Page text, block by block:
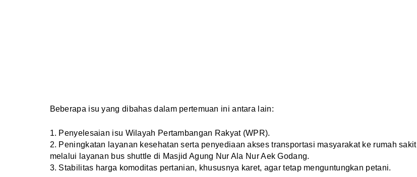
Beberapa isu yang dibahas dalam pertemuan ini antara lain:
1. Penyelesaian isu Wilayah Pertambangan Rakyat (WPR).
2. Peningkatan layanan kesehatan serta penyediaan akses transportasi masyarakat ke rumah sakit
melalui layanan bus shuttle di Masjid Agung Nur Ala Nur Aek Godang.
3. Stabilitas harga komoditas pertanian, khususnya karet, agar tetap menguntungkan petani.